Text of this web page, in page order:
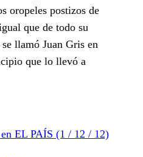
oropeles postizos de
que de todo su
llamó Juan Gris en
que lo llevó a
EL PAÍS (1 / 12 / 12)